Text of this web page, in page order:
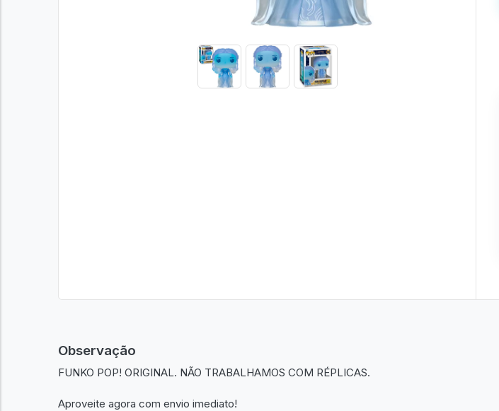
Observação
FUNKO POP! ORIGINAL. NÃO TRABALHAMOS COM RÉPLICAS.
Aproveite agora com envio imediato!